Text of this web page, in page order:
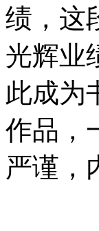
绩，这
光辉业
此成为
作品，
严谨，